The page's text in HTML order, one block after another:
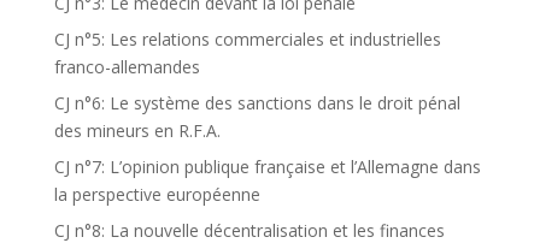
CJ n°5: Les relations commerciales et industrielles
franco-allemandes
CJ n°6: Le système des sanctions dans le droit pénal
des mineurs en R.F.A.
CJ n°7: L’opinion publique française et l’Allemagne dans
la perspective européenne
CJ n°8: La nouvelle décentralisation et les finances